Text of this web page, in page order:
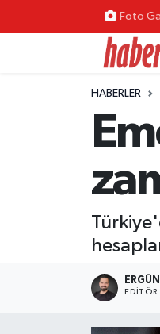
Foto
HABERLER
EDITÖR
Tire Nöbetçi
Tire Hava Durumu
Tire Trafik
Süper Lig Puan
Tüm Manşetler
Haber Arşivi